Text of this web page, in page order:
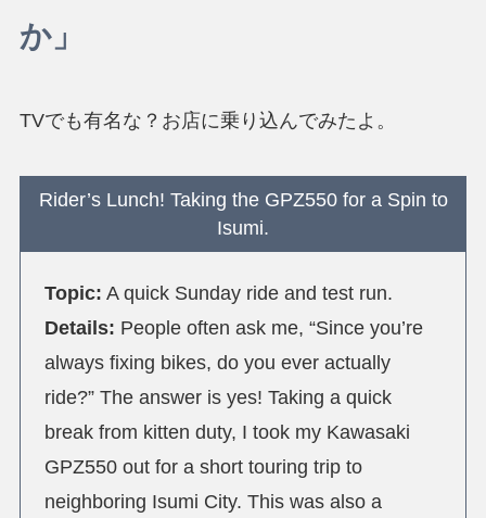
か」
TVでも有名な？お店に乗り込んでみたよ。
Rider’s Lunch! Taking the GPZ550 for a Spin to
Isumi.
Topic: A quick Sunday ride and test run.
Details: People often ask me, “Since you’re
always fixing bikes, do you ever actually
ride?” The answer is yes! Taking a quick
break from kitten duty, I took my Kawasaki
GPZ550 out for a short touring trip to
neighboring Isumi City. This was also a